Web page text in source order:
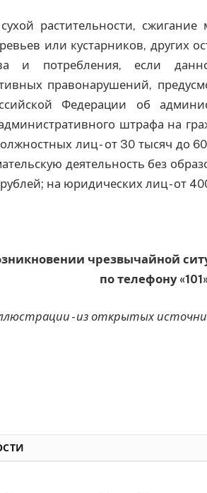
растительности,
или кустарников, других
и потребления, если
правонарушений,
Федерации об
штрафа на
лиц - от 30 тысяч до
деятельность без
на юридических лиц - от
чрезвычайной
по телефону
- из открытых